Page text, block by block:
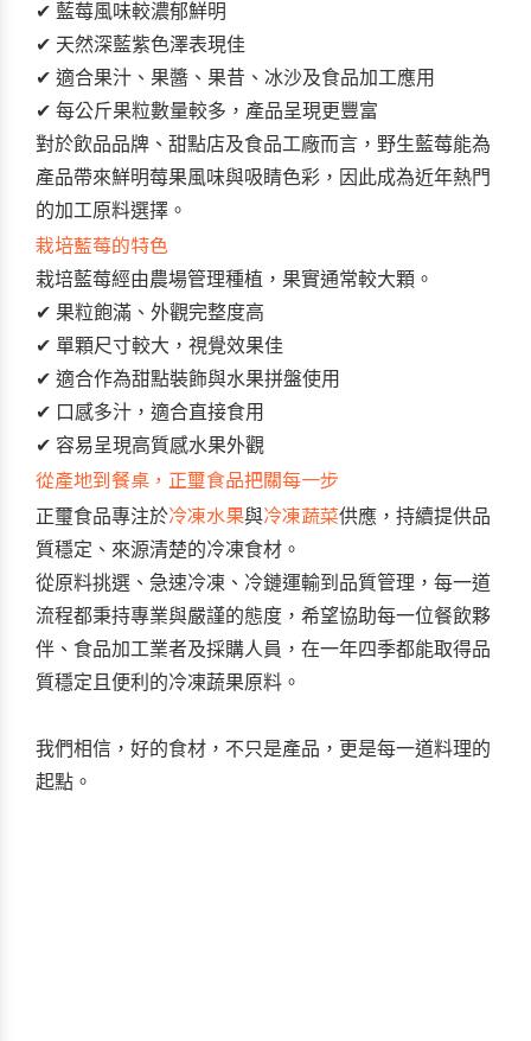
✔ 藍莓風味較濃郁鮮明
✔ 天然深藍紫色澤表現佳
✔ 適合果汁、果醬、果昔、冰沙及食品加工應用
✔ 每公斤果粒數量較多，產品呈現更豐富
對於飲品品牌、甜點店及食品工廠而言，野生藍莓能為
產品帶來鮮明莓果風味與吸睛色彩，因此成為近年熱門
的加工原料選擇。
栽培藍莓的特色
栽培藍莓經由農場管理種植，果實通常較大顆。
✔ 果粒飽滿、外觀完整度高
✔ 單顆尺寸較大，視覺效果佳
✔ 適合作為甜點裝飾與水果拼盤使用
✔ 口感多汁，適合直接食用
✔ 容易呈現高質感水果外觀
從產地到餐桌，正璽食品把關每一步
正璽食品專注於冷凍水果與冷凍蔬菜供應，持續提供品
質穩定、來源清楚的冷凍食材。
從原料挑選、急速冷凍、冷鏈運輸到品質管理，每一道
流程都秉持專業與嚴謹的態度，希望協助每一位餐飲夥
伴、食品加工業者及採購人員，在一年四季都能取得品
質穩定且便利的冷凍蔬果原料。
我們相信，好的食材，不只是產品，更是每一道料理的
起點。